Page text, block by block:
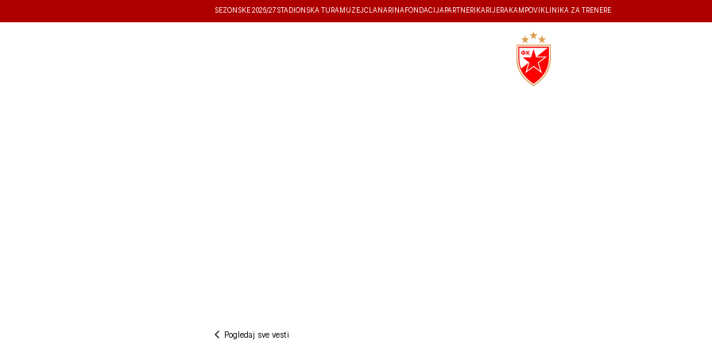
SEZONSKE 2026/27 STADIONSKA TURA MUZEJČLANARINA FONDACIJA PARTNERI KARIJERA KAMPOVI KLINIKA ZA TRENERE
Pogledaj sve vesti